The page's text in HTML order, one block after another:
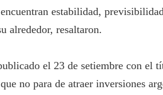
estabilidad,
alrededor, resaltaron.
el 23 de setiembre con el
no para de atraer inversiones